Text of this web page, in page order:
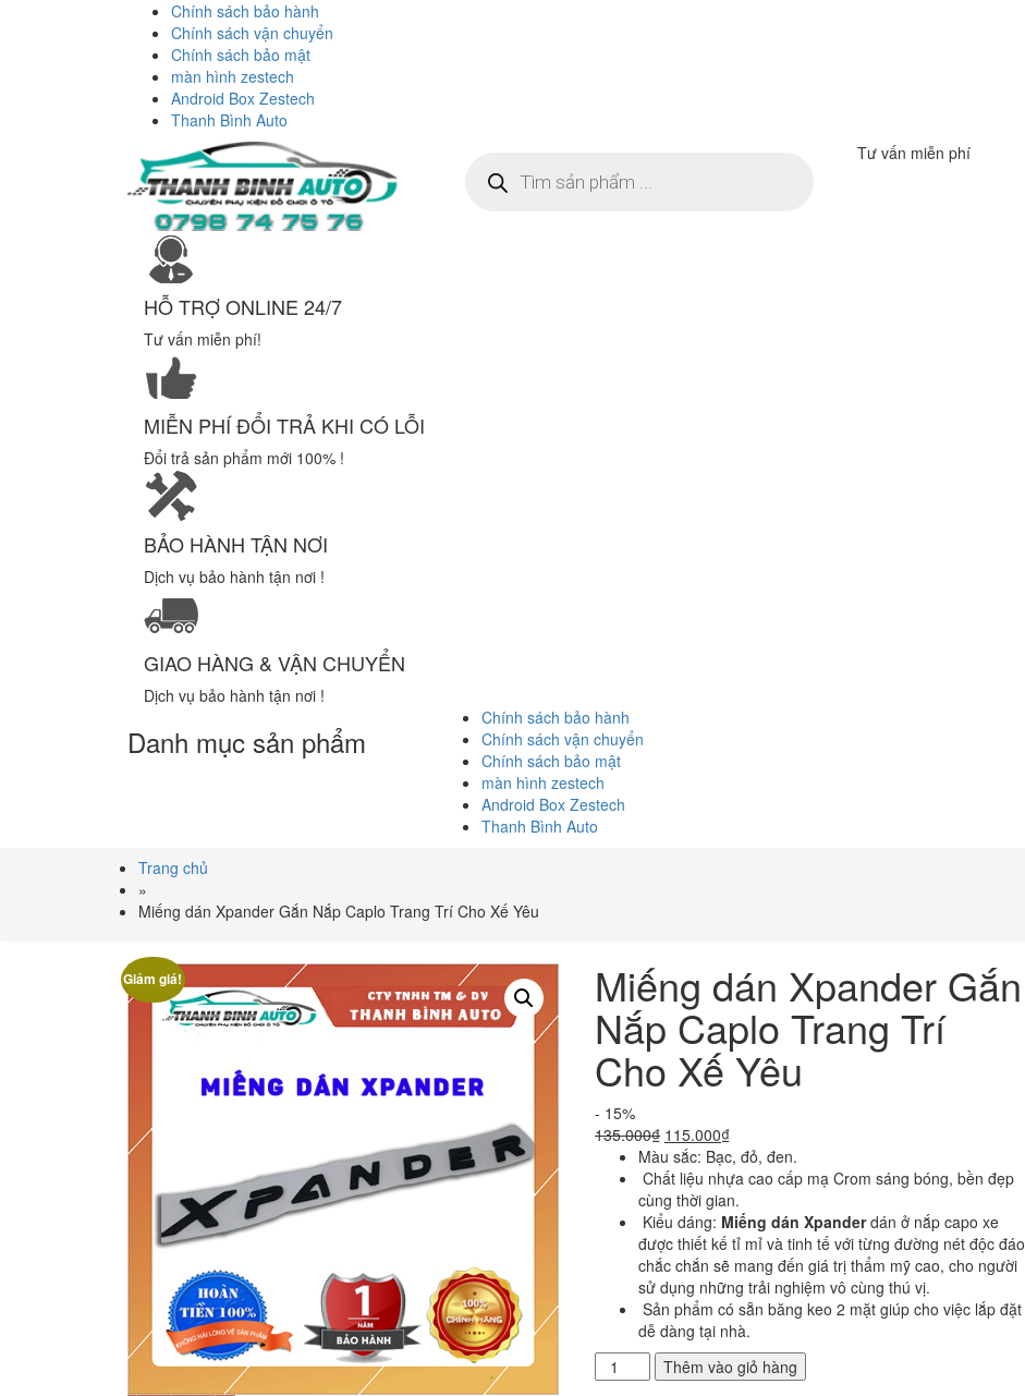
Chính sách bảo hành
Chính sách vận chuyển
Chính sách bảo mật
màn hình zestech
Android Box Zestech
Thanh Bình Auto
kiếm
sản
Tư vấn miễn phí
HỖ TRỢ ONLINE 24/7
Tư vấn miễn phí!
MIỄN PHÍ ĐỔI TRẢ KHI CÓ LỖI
Đổi trả sản phẩm mới 100% !
BẢO HÀNH TẬN NƠI
Dịch vụ bảo hành tận nơi !
GIAO HÀNG & VẬN CHUYỂN
Dịch vụ bảo hành tận nơi !
Danh mục sản phẩm
Chính sách bảo hành
Chính sách vận chuyển
Chính sách bảo mật
màn hình zestech
Android Box Zestech
Thanh Bình Auto
Trang chủ
»
Miếng dán Xpander Gắn Nắp Caplo Trang Trí Cho Xế Yêu
Giảm giá! Miếng dán Xpander Gắn
Nắp Caplo Trang Trí
Cho Xế Yêu
- 15%
135.000₫ Giá
gốc
là:
135.000₫.
115.000₫Giá
hiện
tại
là:
115.000₫.
Màu sắc: Bạc, đỏ, đen.
Chất liệu nhựa cao cấp mạ Crom sáng bóng, bền đẹp
cùng thời gian.
Kiểu dáng: Miếng dán Xpanderdán ở nắp capo xe
được thiết kế tỉ mỉ và tinh tế với từng đường nét độc đáo
chắc chắn sẽ mang đến giá trị thẩm mỹ cao, cho người
sử dụng những trải nghiệm vô cùng thú vị.
Sản phẩm có sẵn băng keo 2 mặt giúp cho việc lắp đặt
dễ dàng tại nhà.
Miếng
dán
Thêm vào giỏ hàng